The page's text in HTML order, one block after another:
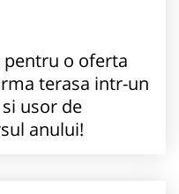
pentru o oferta
terasa intr-un
usor de
anului!